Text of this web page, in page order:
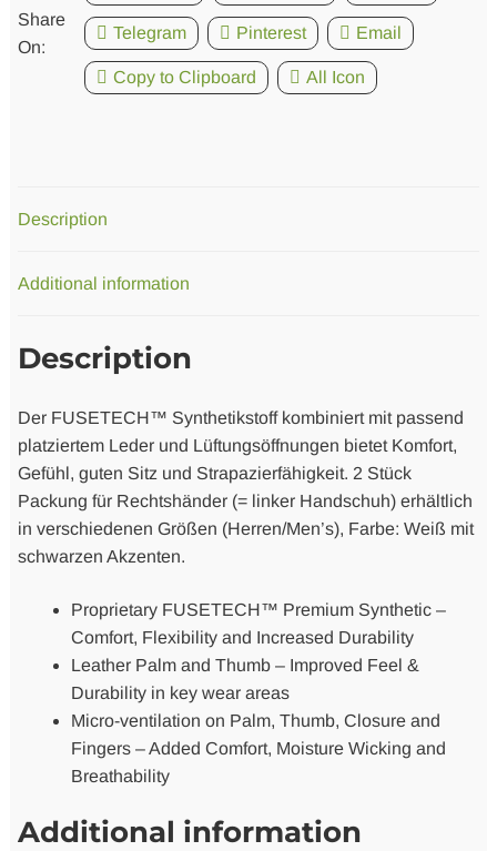
Share
On:
Telegram Pinterest Email
Copy to Clipboard All Icon
Description
Additional information
Description
Der FUSETECH™ Synthetikstoff kombiniert mit passend
platziertem Leder und Lüftungsöffnungen bietet Komfort,
Gefühl, guten Sitz und Strapazierfähigkeit. 2 Stück
Packung für Rechtshänder (= linker Handschuh) erhältlich
in verschiedenen Größen (Herren/Men’s), Farbe: Weiß mit
schwarzen Akzenten.
Proprietary FUSETECH™ Premium Synthetic –
Comfort, Flexibility and Increased Durability
Leather Palm and Thumb – Improved Feel &
Durability in key wear areas
Micro-ventilation on Palm, Thumb, Closure and
Fingers – Added Comfort, Moisture Wicking and
Breathability
Additional information